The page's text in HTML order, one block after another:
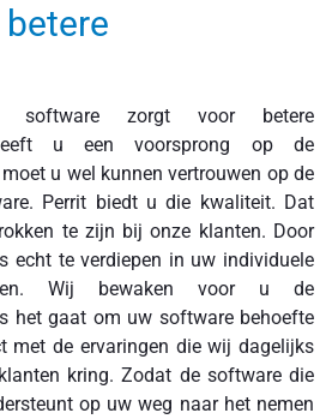
software zorgt voor betere
u een voorsprong op de
u wel kunnen vertrouwen op de
Perrit biedt u die kwaliteit. Dat
te zijn bij onze klanten. Door
echt te verdiepen in uw individuele
Wij bewaken voor u de
het gaat om uw software behoefte
met de ervaringen die wij dagelijks
kring. Zodat de software die
op uw weg naar het nemen